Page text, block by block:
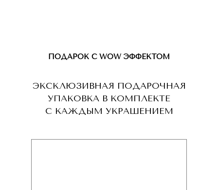
ЭКСКЛЮЗИВНАЯ ПОДАРОЧНАЯ
УПАКОВКА В КОМПЛЕКТЕ
С КАЖДЫМ УКРАШЕНИЕМ
ПОДАРОК С WOW ЭФФЕКТОМ